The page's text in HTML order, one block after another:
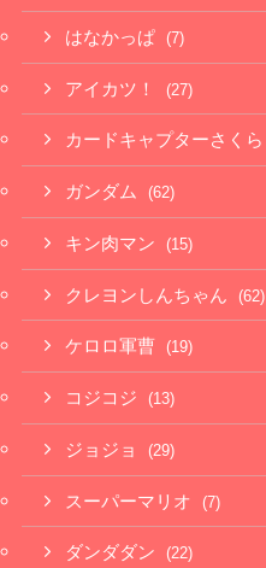
はなかっぱ (7)
アイカツ！ (27)
カードキャプターさくら
ガンダム (62)
キン肉マン (15)
クレヨンしんちゃん (62)
ケロロ軍曹 (19)
コジコジ (13)
ジョジョ (29)
スーパーマリオ (7)
ダンダダン (22)